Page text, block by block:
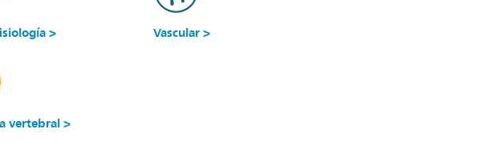
> Vascular >
vertebral >